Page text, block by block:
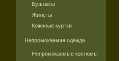
Бушлаты
Жилеты
Кожаные куртки
Непромокаемая одежда
Непромокаемые костюмы